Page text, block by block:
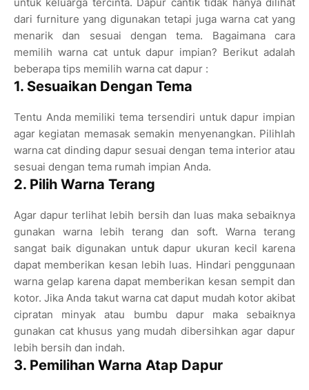
dari furniture yang digunakan tetapi juga warna cat yang
menarik dan sesuai dengan tema. Bagaimana cara
memilih warna cat untuk dapur impian? Berikut adalah
beberapa tips memilih warna cat dapur :
1. Sesuaikan Dengan Tema
Tentu Anda memiliki tema tersendiri untuk dapur impian
agar kegiatan memasak semakin menyenangkan. Pilihlah
warna cat dinding dapur sesuai dengan tema interior atau
sesuai dengan tema rumah impian Anda.
2. Pilih Warna Terang
Agar dapur terlihat lebih bersih dan luas maka sebaiknya
gunakan warna lebih terang dan soft. Warna terang
sangat baik digunakan untuk dapur ukuran kecil karena
dapat memberikan kesan lebih luas. Hindari penggunaan
warna gelap karena dapat memberikan kesan sempit dan
kotor. Jika Anda takut warna cat daput mudah kotor akibat
cipratan minyak atau bumbu dapur maka sebaiknya
gunakan cat khusus yang mudah dibersihkan agar dapur
lebih bersih dan indah.
3. Pemilihan Warna Atap Dapur